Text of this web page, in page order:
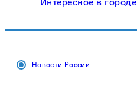
Новости России